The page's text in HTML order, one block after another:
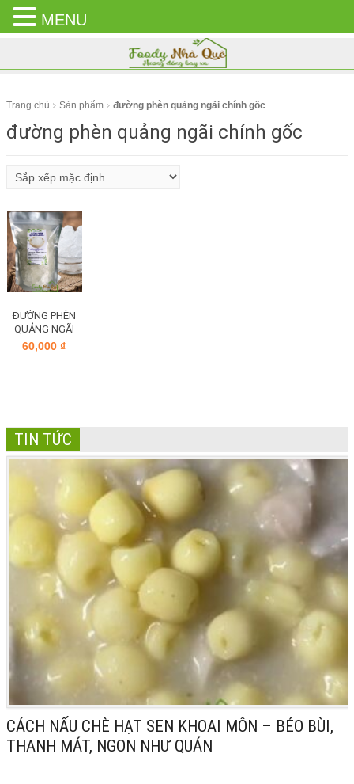
CLOSE
MENU
Trang chủ Sản phẩm đường phèn quảng ngãi chính gốc
đường phèn quảng ngãi chính gốc
ĐƯỜNG PHÈN
QUẢNG NGÃI
60,000₫
TIN TỨC
CÁCH NẤU CHÈ HẠT SEN KHOAI MÔN – BÉO BÙI,
THANH MÁT, NGON NHƯ QUÁN
MENU